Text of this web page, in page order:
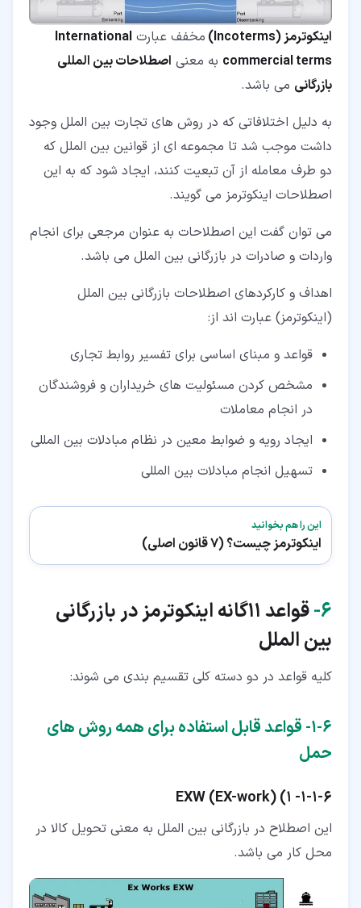
اینکوترمز (Incoterms) مخفف عبارت International
commercial terms به معنی اصطلاحات بین المللی
بازرگانی می باشد.
به دلیل اختلافاتی که در روش های تجارت بین الملل وجود
داشت موجب شد تا مجموعه ای از قوانین بین الملل که
دو طرف معامله از آن تبعیت کنند، ایجاد شود که به این
اصطلاحات اینکوترمز می گویند.
می توان گفت این اصطلاحات به عنوان مرجعی برای انجام
واردات و صادرات در بازرگانی بین الملل می باشد.
اهداف و کارکردهای اصطلاحات بازرگانی بین الملل
(اینکوترمز) عبارت اند از:
قواعد و مبنای اساسی برای تفسیر روابط تجاری
مشخص کردن مسئولیت های خریداران و فروشندگان
در انجام معاملات
ایجاد رویه و ضوابط معین در نظام مبادلات بین المللی
تسهیل انجام مبادلات بین المللی
این را هم بخوانید
اینکوترمز چیست؟ (7 قانون اصلی)
۶‏-
قواعد 11گانه اینکوترمز در بازرگانی
بین الملل
کلیه قواعد در دو دسته کلی تقسیم بندی می شوند:
۶‏-‏۱‏- قواعد قابل استفاده برای همه روش های
حمل
۶‏-‏۱‏-‏۱‏- 1)
EXW (EX-work)
این اصطلاح در بازرگانی بین الملل به معنی تحویل کالا در
محل کار می باشد.